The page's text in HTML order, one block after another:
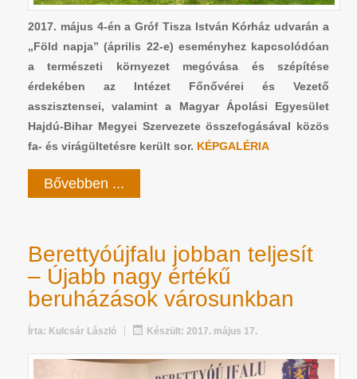
2017. május 4-én a Gróf Tisza István Kórház udvarán a
„Föld napja” (április 22-e) eseményhez kapcsolódóan
a természeti környezet megóvása és szépítése
érdekében az Intézet Főnővérei és Vezető
asszisztensei, valamint a Magyar Ápolási Egyesület
Hajdú-Bihar Megyei Szervezete összefogásával közös
fa- és virágültetésre került sor. KÉPGALÉRIA
Bővebben ...
Berettyóújfalu jobban teljesít
– Újabb nagy értékű
beruházások városunkban
Írta: Kulcsár László Készült: 2017. május 17.